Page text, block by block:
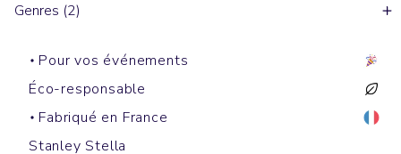
Genres (2)
Pour vos événements
Éco-responsable
Fabriqué en France
Stanley Stella